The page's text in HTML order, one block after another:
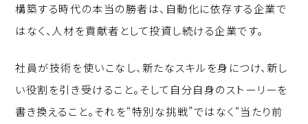
構築する時代の本当の勝者は、自動化に依存する企業で
はなく、人材を貢献者として投資し続ける企業です。
社員が技術を使いこなし、新たなスキルを身につけ、新し
い役割を引き受けること。そして自分自身のストーリーを
書き換えること。それを“特別な挑戦”ではなく“当たり前